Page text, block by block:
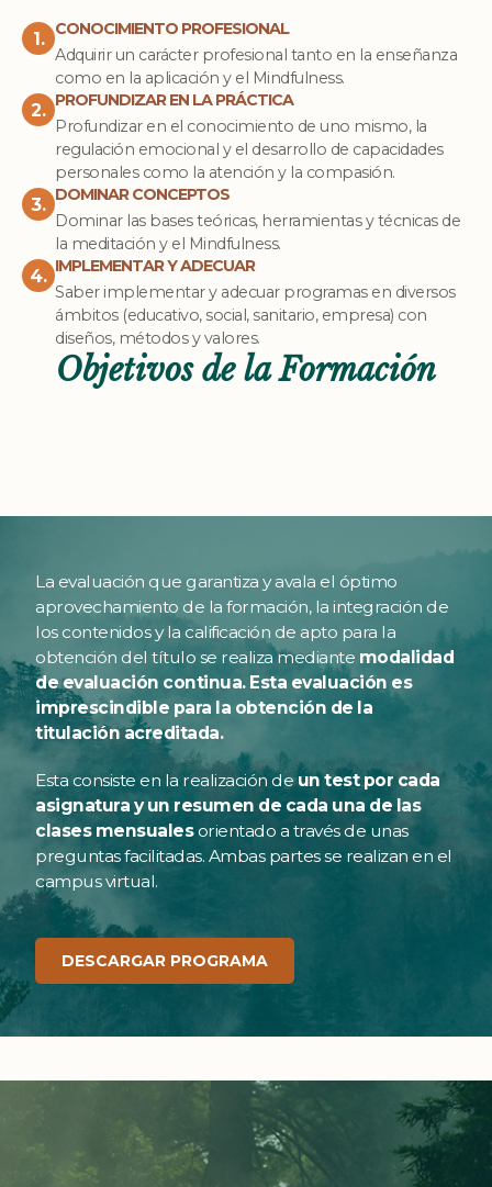
Objetivos de la Formación
1. CONOCIMIENTO PROFESIONAL
Adquirir un carácter profesional tanto en la enseñanza
como en la aplicación y el Mindfulness.
2. PROFUNDIZAR EN LA PRÁCTICA
Profundizar en el conocimiento de uno mismo, la
regulación emocional y el desarrollo de capacidades
personales como la atención y la compasión.
3. DOMINAR CONCEPTOS
Dominar las bases teóricas, herramientas y técnicas de
la meditación y el Mindfulness.
4. IMPLEMENTAR Y ADECUAR
Saber implementar y adecuar programas en diversos
ámbitos (educativo, social, sanitario, empresa) con
diseños, métodos y valores.
La evaluación que garantiza y avala el óptimo
aprovechamiento de la formación, la integración de
los contenidos y la calificación de apto para la
obtención del título se realiza mediante modalidad
de evaluación continua. Esta evaluación es
imprescindible para la obtención de la
titulación acreditada.
Esta consiste en la realización deun test por cada
asignatura y un resumen de cada una de las
clases mensualesorientado a través de unas
preguntas facilitadas. Ambas partes se realizan en el
campus virtual.
DESCARGAR PROGRAMA